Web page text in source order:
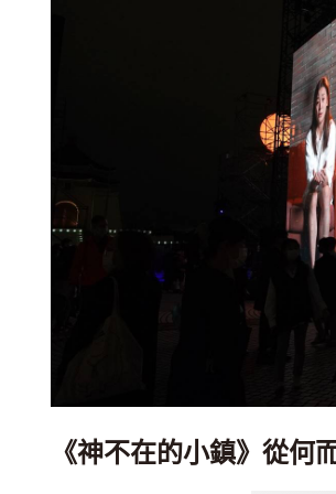
《神不在的小鎮》從何